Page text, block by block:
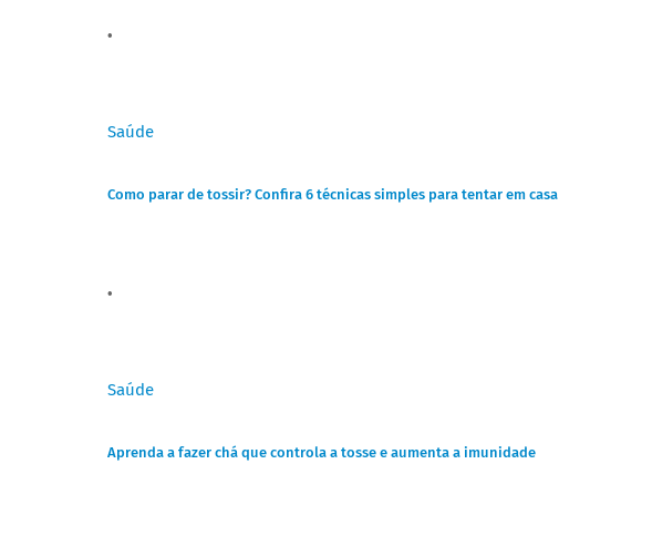
Saúde
Como parar de tossir? Confira 6 técnicas simples para tentar em casa
Saúde
Aprenda a fazer chá que controla a tosse e aumenta a imunidade